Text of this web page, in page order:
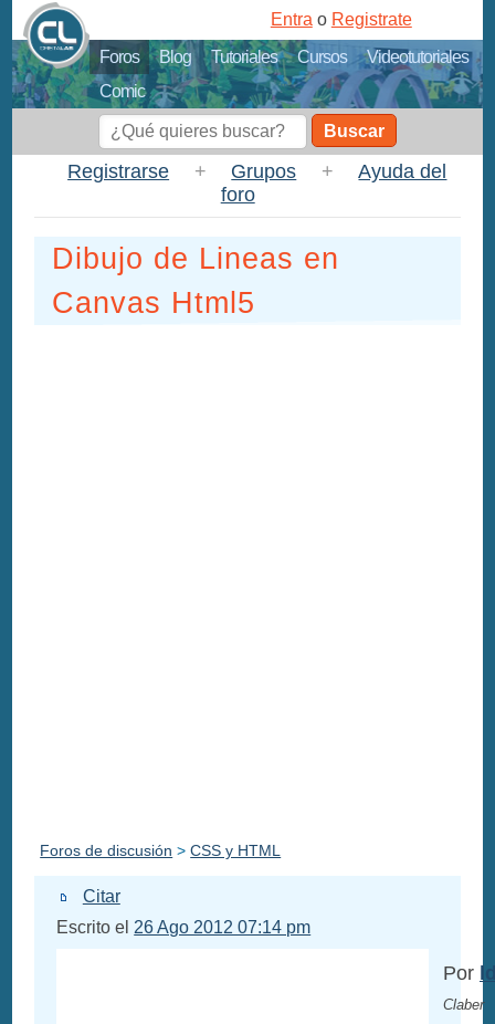
Foros Blog Tutoriales Cursos
Videotutoriales
Comic
Entra o Registrate
Buscar
Registrarse + Grupos +
Ayuda del
foro
Dibujo de Lineas en
Canvas Html5
Foros de discusión >CSS y HTML
Citar
Escrito el 26 Ago 2012 07:14 pm
Por
Claber